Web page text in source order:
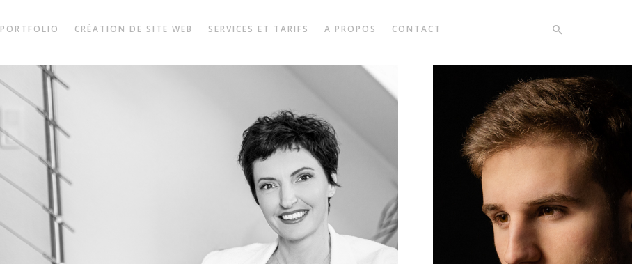
PORTFOLIO CRÉATION DE SITE WEB SERVICES ET TARIFS A PROPOS CONTACT